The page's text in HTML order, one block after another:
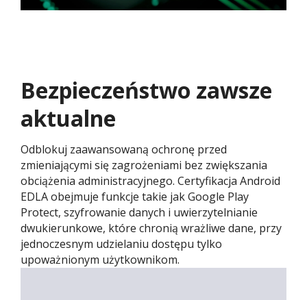
Bezpieczeństwo zawsze
aktualne
Odblokuj zaawansowaną ochronę przed
zmieniającymi się zagrożeniami bez zwiększania
obciążenia administracyjnego. Certyfikacja Android
EDLA obejmuje funkcje takie jak Google Play
Protect, szyfrowanie danych i uwierzytelnianie
dwukierunkowe, które chronią wrażliwe dane, przy
jednoczesnym udzielaniu dostępu tylko
upoważnionym użytkownikom.